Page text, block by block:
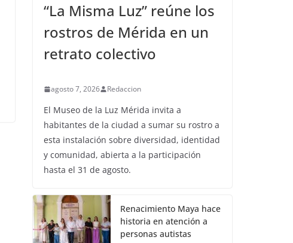
“La Misma Luz” reúne los
rostros de Mérida en un
retrato colectivo
agosto 7, 2026 Redaccion
El Museo de la Luz Mérida invita a
habitantes de la ciudad a sumar su rostro a
esta instalación sobre diversidad, identidad
y comunidad, abierta a la participación
hasta el 31 de agosto.
Renacimiento Maya hace
historia en atención a
personas autistas